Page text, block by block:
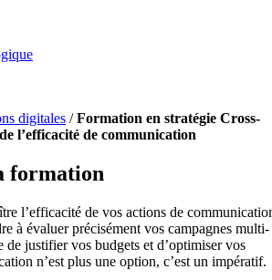
digitales /Formation en stratégie Cross-
l’efficacité de communication
formation
l’efficacité de vos actions de
à évaluer précisément vos campagnes multi-
de justifier vos budgets et d’optimiser vos
n’est plus une option, c’est un impératif.